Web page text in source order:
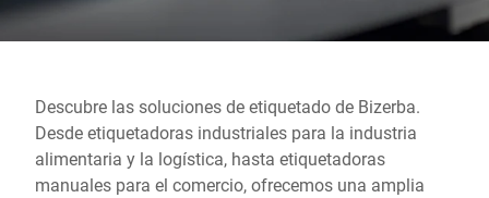
Descubre las soluciones de etiquetado de Bizerba.
Desde etiquetadoras industriales para la industria
alimentaria y la logística, hasta etiquetadoras
manuales para el comercio, ofrecemos una amplia